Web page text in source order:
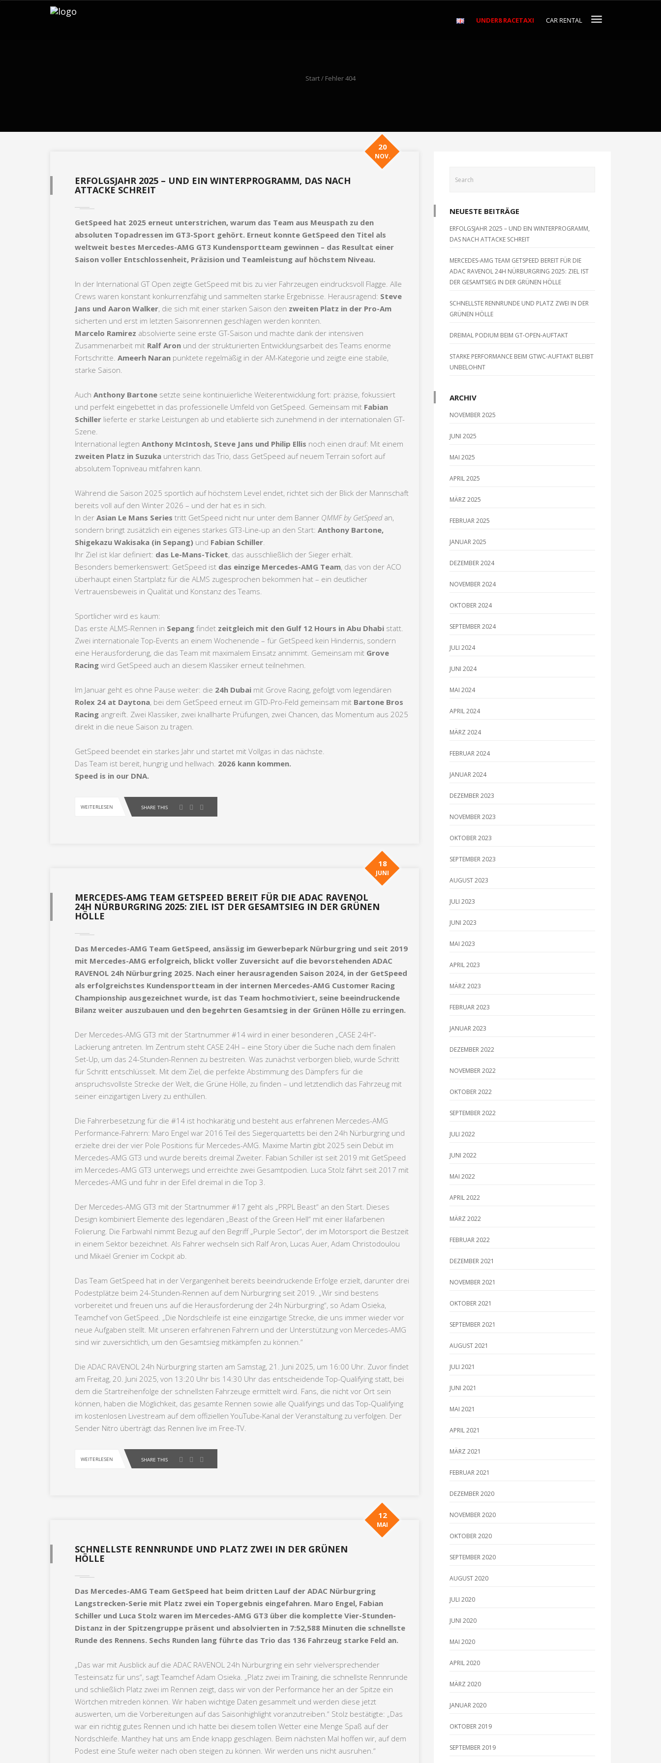
UNDER8 RACETAXI CAR RENTAL
Start/ Fehler 404
ERFOLGSJAHR 2025 – UND EIN WINTERPROGRAMM, DAS NACH
ATTACKE SCHREIT
20
NOV.
GetSpeed hat 2025 erneut unterstrichen, warum das Team aus Meuspath zu den
absoluten Topadressen im GT3-Sport gehört. Erneut konnte GetSpeed den Titel als
weltweit bestes Mercedes-AMG GT3 Kundensportteam gewinnen – das Resultat einer
Saison voller Entschlossenheit, Präzision und Teamleistung auf höchstem Niveau.
In der International GT Open zeigte GetSpeed mit bis zu vier Fahrzeugen eindrucksvoll Flagge. Alle
Crews waren konstant konkurrenzfähig und sammelten starke Ergebnisse. Herausragend: Steve
Jans und Aaron Walker, die sich mit einer starken Saison den zweiten Platz in der Pro-Am
sicherten und erst im letzten Saisonrennen geschlagen werden konnten.
Marcelo Ramirez absolvierte seine erste GT-Saison und machte dank der intensiven
Zusammenarbeit mit Ralf Aron und der strukturierten Entwicklungsarbeit des Teams enorme
Fortschritte. Ameerh Naran punktete regelmäßig in der AM-Kategorie und zeigte eine stabile,
starke Saison.
Auch Anthony Bartone setzte seine kontinuierliche Weiterentwicklung fort: präzise, fokussiert
und perfekt eingebettet in das professionelle Umfeld von GetSpeed. Gemeinsam mit Fabian
Schiller lieferte er starke Leistungen ab und etablierte sich zunehmend in der internationalen GT-
Szene.
International legten Anthony McIntosh, Steve Jans und Philip Ellis noch einen drauf: Mit einem
zweiten Platz in Suzuka unterstrich das Trio, dass GetSpeed auf neuem Terrain sofort auf
absolutem Topniveau mitfahren kann.
Während die Saison 2025 sportlich auf höchstem Level endet, richtet sich der Blick der Mannschaft
bereits voll auf den Winter 2026 – und der hat es in sich.
In der Asian Le Mans Series tritt GetSpeed nicht nur unter dem Banner QMMF by GetSpeedan,
sondern bringt zusätzlich ein eigenes starkes GT3-Line-up an den Start: Anthony Bartone,
Shigekazu Wakisaka (in Sepang) und Fabian Schiller.
Ihr Ziel ist klar definiert: das Le-Mans-Ticket, das ausschließlich der Sieger erhält.
Besonders bemerkenswert: GetSpeed ist das einzige Mercedes-AMG Team, das von der ACO
überhaupt einen Startplatz für die ALMS zugesprochen bekommen hat – ein deutlicher
Vertrauensbeweis in Qualität und Konstanz des Teams.
Sportlicher wird es kaum:
Das erste ALMS-Rennen in Sepang findet zeitgleich mit den Gulf 12 Hours in Abu Dhabi statt.
Zwei internationale Top-Events an einem Wochenende – für GetSpeed kein Hindernis, sondern
eine Herausforderung, die das Team mit maximalem Einsatz annimmt. Gemeinsam mit Grove
Racing wird GetSpeed auch an diesem Klassiker erneut teilnehmen.
Im Januar geht es ohne Pause weiter: die 24h Dubai mit Grove Racing, gefolgt vom legendären
Rolex 24 at Daytona, bei dem GetSpeed erneut im GTD-Pro-Feld gemeinsam mit Bartone Bros
Racing angreift. Zwei Klassiker, zwei knallharte Prüfungen, zwei Chancen, das Momentum aus 2025
direkt in die neue Saison zu tragen.
GetSpeed beendet ein starkes Jahr und startet mit Vollgas in das nächste.
Das Team ist bereit, hungrig und hellwach. 2026 kann kommen.
Speed is in our DNA.
WEITERLESEN SHARE THIS
MERCEDES-AMG TEAM GETSPEED BEREIT FÜR DIE ADAC RAVENOL
24H NÜRBURGRING 2025: ZIEL IST DER GESAMTSIEG IN DER GRÜNEN
HÖLLE
18
JUNI
Das Mercedes-AMG Team GetSpeed, ansässig im Gewerbepark Nürburgring und seit 2019
mit Mercedes-AMG erfolgreich, blickt voller Zuversicht auf die bevorstehenden ADAC
RAVENOL 24h Nürburgring 2025. Nach einer herausragenden Saison 2024, in der GetSpeed
als erfolgreichstes Kundensportteam in der internen Mercedes-AMG Customer Racing
Championship ausgezeichnet wurde, ist das Team hochmotiviert, seine beeindruckende
Bilanz weiter auszubauen und den begehrten Gesamtsieg in der Grünen Hölle zu erringen.
Der Mercedes-AMG GT3 mit der Startnummer #14 wird in einer besonderen „CASE 24H“-
Lackierung antreten. Im Zentrum steht CASE 24H – eine Story über die Suche nach dem finalen
Set-Up, um das 24-Stunden-Rennen zu bestreiten. Was zunächst verborgen blieb, wurde Schritt
für Schritt entschlüsselt. Mit dem Ziel, die perfekte Abstimmung des Dämpfers für die
anspruchsvollste Strecke der Welt, die Grüne Hölle, zu finden – und letztendlich das Fahrzeug mit
seiner einzigartigen Livery zu enthüllen.
Die Fahrerbesetzung für die #14 ist hochkarätig und besteht aus erfahrenen Mercedes-AMG
Performance-Fahrern: Maro Engel war 2016 Teil des Siegerquartetts bei den 24h Nürburgring und
erzielte drei der vier Pole Positions für Mercedes-AMG. Maxime Martin gibt 2025 sein Debüt im
Mercedes-AMG GT3 und wurde bereits dreimal Zweiter. Fabian Schiller ist seit 2019 mit GetSpeed
im Mercedes-AMG GT3 unterwegs und erreichte zwei Gesamtpodien. Luca Stolz fährt seit 2017 mit
Mercedes-AMG und fuhr in der Eifel dreimal in die Top 3.
Der Mercedes-AMG GT3 mit der Startnummer #17 geht als „PRPL Beast“ an den Start. Dieses
Design kombiniert Elemente des legendären „Beast of the Green Hell“ mit einer lilafarbenen
Folierung. Die Farbwahl nimmt Bezug auf den Begriff „Purple Sector“, der im Motorsport die Bestzeit
in einem Sektor bezeichnet. Als Fahrer wechseln sich Ralf Aron, Lucas Auer, Adam Christodoulou
und Mikaël Grenier im Cockpit ab.
Das Team GetSpeed hat in der Vergangenheit bereits beeindruckende Erfolge erzielt, darunter drei
Podestplätze beim 24-Stunden-Rennen auf dem Nürburgring seit 2019. „Wir sind bestens
vorbereitet und freuen uns auf die Herausforderung der 24h Nürburgring“, so Adam Osieka,
Teamchef von GetSpeed. „Die Nordschleife ist eine einzigartige Strecke, die uns immer wieder vor
neue Aufgaben stellt. Mit unseren erfahrenen Fahrern und der Unterstützung von Mercedes-AMG
sind wir zuversichtlich, um den Gesamtsieg mitkämpfen zu können.“
Die ADAC RAVENOL 24h Nürburgring starten am Samstag, 21. Juni 2025, um 16:00 Uhr. Zuvor findet
am Freitag, 20. Juni 2025, von 13:20 Uhr bis 14:30 Uhr das entscheidende Top-Qualifying statt, bei
dem die Startreihenfolge der schnellsten Fahrzeuge ermittelt wird. Fans, die nicht vor Ort sein
können, haben die Möglichkeit, das gesamte Rennen sowie alle Qualifyings und das Top-Qualifying
im kostenlosen Livestream auf dem offiziellen YouTube-Kanal der Veranstaltung zu verfolgen. Der
Sender Nitro überträgt das Rennen live im Free-TV.
WEITERLESEN SHARE THIS
SCHNELLSTE RENNRUNDE UND PLATZ ZWEI IN DER GRÜNEN
HÖLLE
12
MAI
Das Mercedes-AMG Team GetSpeed hat beim dritten Lauf der ADAC Nürburgring
Langstrecken-Serie mit Platz zwei ein Topergebnis eingefahren. Maro Engel, Fabian
Schiller und Luca Stolz waren im Mercedes-AMG GT3 über die komplette Vier-Stunden-
Distanz in der Spitzengruppe präsent und absolvierten in 7:52,588 Minuten die schnellste
Runde des Rennens. Sechs Runden lang führte das Trio das 136 Fahrzeug starke Feld an.
„Das war mit Ausblick auf die ADAC RAVENOL 24h Nürburgring ein sehr vielversprechender
Testeinsatz für uns“, sagt Teamchef Adam Osieka. „Platz zwei im Training, die schnellste Rennrunde
und schließlich Platz zwei im Rennen zeigt, dass wir von der Performance her an der Spitze ein
Wörtchen mitreden können. Wir haben wichtige Daten gesammelt und werden diese jetzt
auswerten, um die Vorbereitungen auf das Saisonhighlight voranzutreiben.“ Stolz bestätigte: „Das
war ein richtig gutes Rennen und ich hatte bei diesem tollen Wetter eine Menge Spaß auf der
Nordschleife. Manthey hat uns am Ende knapp geschlagen. Beim nächsten Mal hoffen wir, auf dem
Podest eine Stufe weiter nach oben steigen zu können. Wir werden uns nicht ausruhen.“
NEUESTE BEITRÄGE
ERFOLGSJAHR 2025 – UND EIN WINTERPROGRAMM,
DAS NACH ATTACKE SCHREIT
MERCEDES-AMG TEAM GETSPEED BEREIT FÜR DIE
ADAC RAVENOL 24H NÜRBURGRING 2025: ZIEL IST
DER GESAMTSIEG IN DER GRÜNEN HÖLLE
SCHNELLSTE RENNRUNDE UND PLATZ ZWEI IN DER
GRÜNEN HÖLLE
DREIMAL PODIUM BEIM GT-OPEN-AUFTAKT
STARKE PERFORMANCE BEIM GTWC-AUFTAKT BLEIBT
UNBELOHNT
ARCHIV
NOVEMBER 2025
JUNI 2025
MAI 2025
APRIL 2025
MÄRZ 2025
FEBRUAR 2025
JANUAR 2025
DEZEMBER 2024
NOVEMBER 2024
OKTOBER 2024
SEPTEMBER 2024
JULI 2024
JUNI 2024
MAI 2024
APRIL 2024
MÄRZ 2024
FEBRUAR 2024
JANUAR 2024
DEZEMBER 2023
NOVEMBER 2023
OKTOBER 2023
SEPTEMBER 2023
AUGUST 2023
JULI 2023
JUNI 2023
MAI 2023
APRIL 2023
MÄRZ 2023
FEBRUAR 2023
JANUAR 2023
DEZEMBER 2022
NOVEMBER 2022
OKTOBER 2022
SEPTEMBER 2022
JULI 2022
JUNI 2022
MAI 2022
APRIL 2022
MÄRZ 2022
FEBRUAR 2022
DEZEMBER 2021
NOVEMBER 2021
OKTOBER 2021
SEPTEMBER 2021
AUGUST 2021
JULI 2021
JUNI 2021
MAI 2021
APRIL 2021
MÄRZ 2021
FEBRUAR 2021
DEZEMBER 2020
NOVEMBER 2020
OKTOBER 2020
SEPTEMBER 2020
AUGUST 2020
JULI 2020
JUNI 2020
MAI 2020
APRIL 2020
MÄRZ 2020
JANUAR 2020
OKTOBER 2019
SEPTEMBER 2019